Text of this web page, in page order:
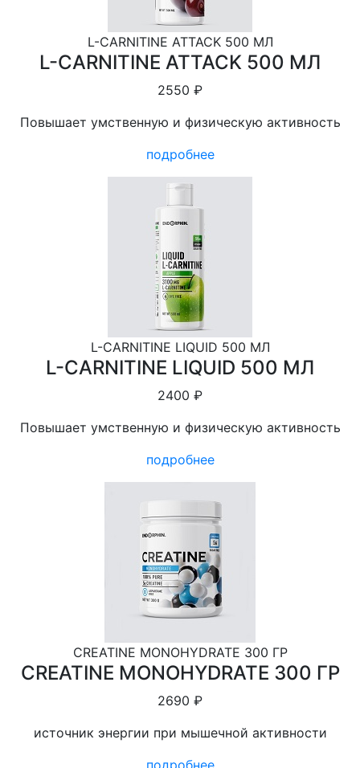
L-СARNITINE ATTACK 500 МЛ
L-СARNITINE ATTACK 500 МЛ
2550 ₽
Повышает умственную и физическую активность
подробнее
L-СARNITINE LIQUID 500 МЛ
L-СARNITINE LIQUID 500 МЛ
2400 ₽
Повышает умственную и физическую активность
подробнее
CREATINE MONOHYDRATE 300 ГР
CREATINE MONOHYDRATE 300 ГР
2690 ₽
источник энергии при мышечной активности